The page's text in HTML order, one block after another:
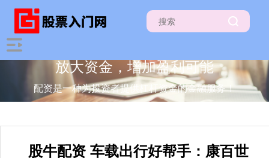
放大资金，增加盈利可能
配资是一种为投资者提供杠杆资金的金融服务！
股牛配资 车载出行好帮手：康百世